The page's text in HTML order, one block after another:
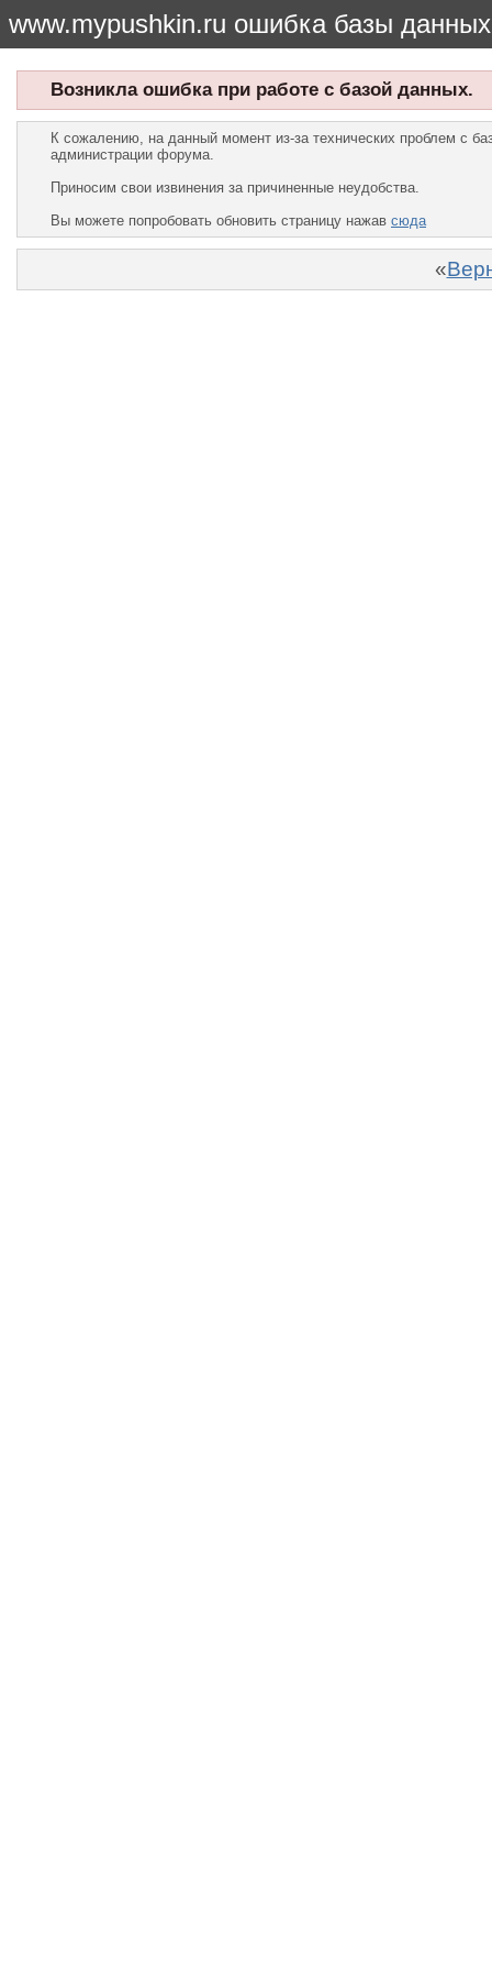
www.mypushkin.ru ошибка базы данных
Возникла ошибка при работе с базой данных.
К сожалению, на данный момент из-за технических проблем с
администрации форума.
Приносим свои извинения за причиненные неудобства.
Вы можете попробовать обновить страницу нажав сюда
«